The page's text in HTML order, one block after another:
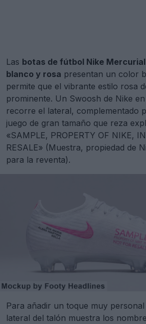
Las botas de fútbol Nike Mercurial
blanco y rosa presentan un color
permite que el vibrante estilo rosa
prominente. Un Swoosh de Nike
recorre el lateral, complementado
juego de gran tamaño que reza
«SAMPLE, PROPERTY OF NIKE,
RESALE» (Muestra, propiedad de
para la reventa).
Para añadir un toque muy
lateral del talón muestra los